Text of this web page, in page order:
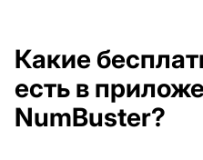
Какие
есть в
NumBuster?